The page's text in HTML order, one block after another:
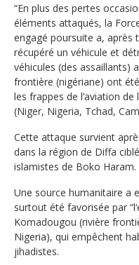
“En plus des pertes
éléments attaqués, la
engagé poursuite a, après
récupéré un véhicule et
véhicules (des assaillants)
frontière (nigériane) ont
les frappes de l’aviation
(Niger, Nigeria, Tchad,
Cette attaque survient
dans la région de Diffa
islamistes de Boko Haram.
Une source humanitaire a
surtout été favorisée par
Komadougou (rivière
Nigeria), qui empêchent
jihadistes.